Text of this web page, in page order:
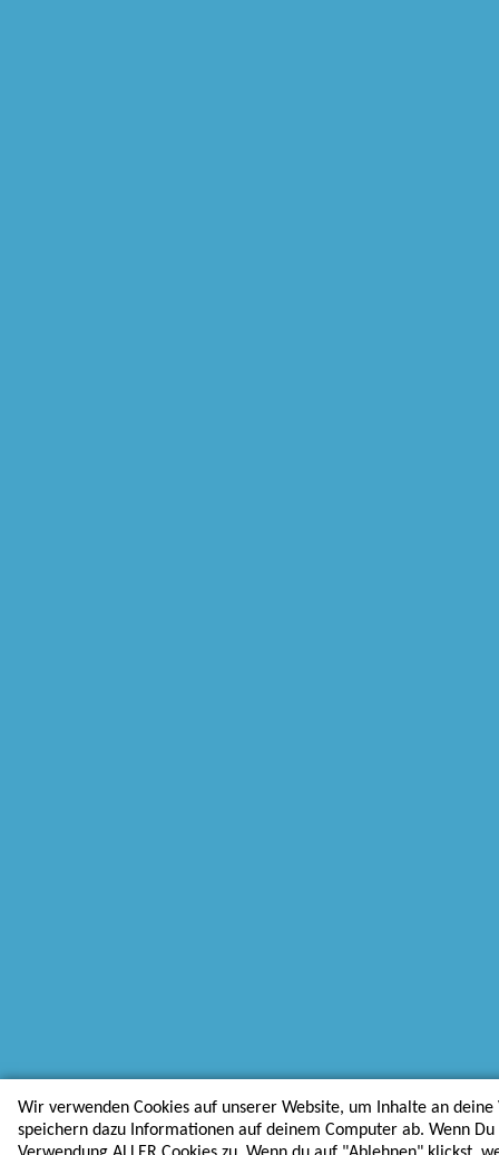
Wir verwenden Cookies auf unserer Website, um Inhalte an deine
speichern dazu Informationen auf deinem Computer ab. Wenn